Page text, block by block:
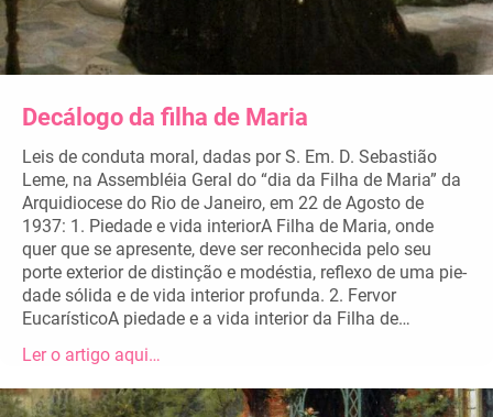
Decálogo da filha de Maria
Leis de conduta moral, dadas por S. Em. D. Sebastião
Leme, na Assembléia Geral do “dia da Filha de Maria” da
Arquidiocese do Rio de Janeiro, em 22 de Agosto de
1937: 1. Piedade e vida interiorA Filha de Maria, onde
quer que se apresente, deve ser reconheci­da pelo seu
porte exterior de distinção e modéstia, reflexo de uma pie­
dade sólida e de vida interior profun­da. 2. Fervor
EucarísticoA piedade e a vida interior da Filha de…
Ler o artigo aqui…